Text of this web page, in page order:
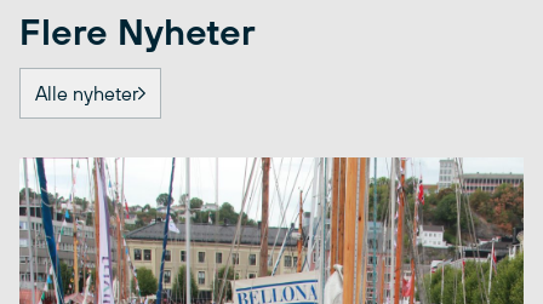
Flere Nyheter
Alle nyheter